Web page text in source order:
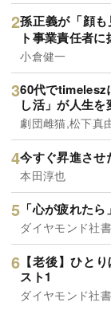
孫正義が「顔
ト事業責任者
小倉健一
60代でtimelesz
し活」が人生を
劇団雌猫,松下真
今すぐ昇進させ
本田淳也
「心が疲れた
ダイヤモンド社
【老後】ひと
スト1
ダイヤモンド社